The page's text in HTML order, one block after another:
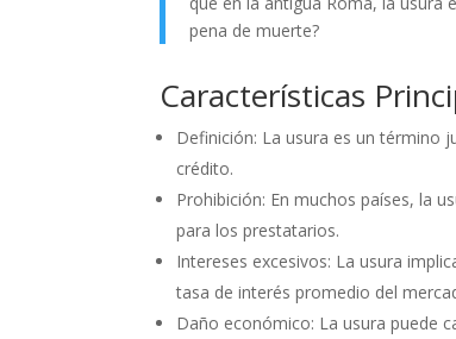
pena de muerte?
Características
Definición: La usura es un término
crédito.
Prohibición: En muchos países, la
para los prestatarios.
Intereses excesivos: La usura
tasa de interés promedio del
Daño económico: La usura puede